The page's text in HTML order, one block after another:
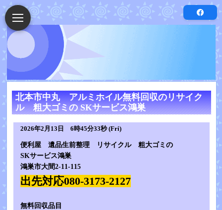
北本市中丸 アルミホイル無料回収のリサイク
ル 粗大ゴミの SKサービス鴻巣
2026年2月13日 6時45分33秒 (Fri)
便利屋 遺品生前整理 リサイクル 粗大ゴミの
SKサービス鴻巣
鴻巣市大間2-11-115
出先対応080-3173-2127
無料回収品目